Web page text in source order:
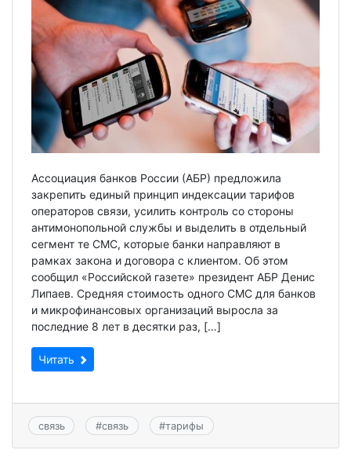
Ассоциация банков России (АБР) предложила
закрепить единый принцип индексации тарифов
операторов связи, усилить контроль со стороны
антимонопольной службы и выделить в отдельный
сегмент те СМС, которые банки направляют в
рамках закона и договора с клиентом. Об этом
сообщил «Российской газете» президент АБР Денис
Липаев. Средняя стоимость одного СМС для банков
и микрофинансовых организаций выросла за
последние 8 лет в десятки раз, […]
Читать
связь #связь #тарифы